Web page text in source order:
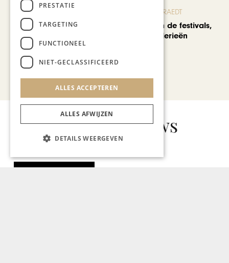
BLOG JO CORTENRAEDT
We verzuipen in de festivals,
feesten en braderieën
Bekijk alle artikelen
Gerelateerd nieuws
PRESTATIE
TARGETING
FUNCTIONEEL
NIET-GECLASSIFICEERD
ALLES ACCEPTEREN
ALLES AFWIJZEN
DETAILS WEERGEVEN